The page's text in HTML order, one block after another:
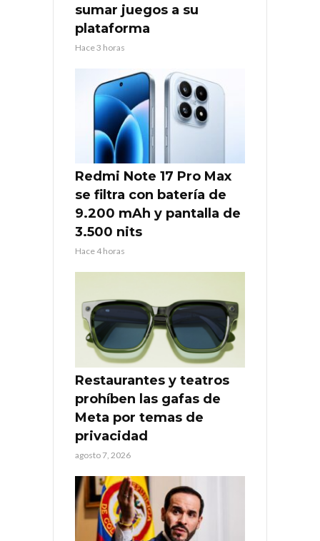
sumar juegos a su
plataforma
Hace 3 horas
Redmi Note 17 Pro Max
se filtra con batería de
9.200 mAh y pantalla de
3.500 nits
Hace 4 horas
Restaurantes y teatros
prohíben las gafas de
Meta por temas de
privacidad
agosto 7, 2026